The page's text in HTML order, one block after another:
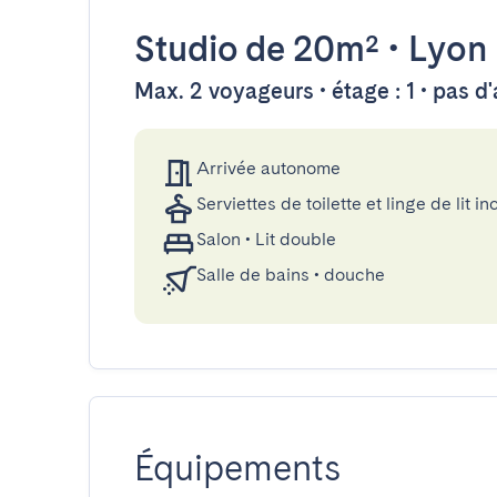
Studio de 20m² • Lyon
Max. 2 voyageurs • étage : 1 • pas
Arrivée autonome
Serviettes de toilette et linge de lit
Salon • Lit double
Salle de bains • douche
Équipements